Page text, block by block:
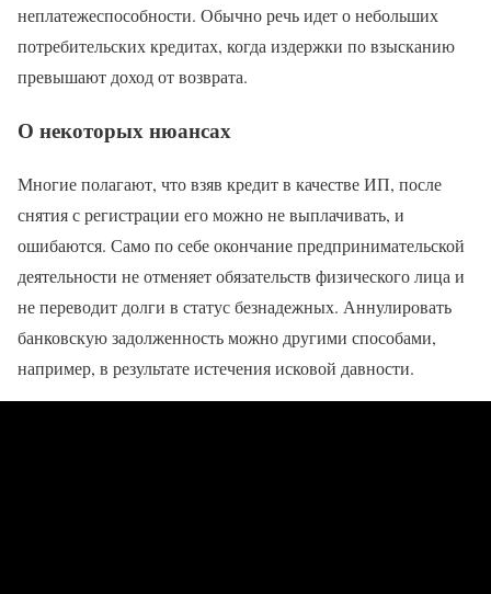
неплатежеспособности. Обычно речь идет о небольших
потребительских кредитах, когда издержки по взысканию
превышают доход от возврата.
О некоторых нюансах
Многие полагают, что взяв кредит в качестве ИП, после
снятия с регистрации его можно не выплачивать, и
ошибаются. Само по себе окончание предпринимательской
деятельности не отменяет обязательств физического лица и
не переводит долги в статус безнадежных. Аннулировать
банковскую задолженность можно другими способами,
например, в результате истечения исковой давности.